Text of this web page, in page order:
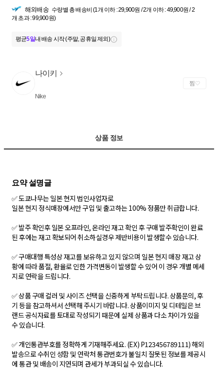
해외배송 수량별 총 배송비 (1개 이하 : 29,900원 / 2개 이하 : 49,900원 / 2
개 초과 : 99,900원)
평균5일내 배송 시작 (주말, 공휴일 제외)
나이키
Nike
찜
상품 정보
요약 설명글
✅ 도쿄나무는 일본 현지 법인사업자로
일본 현지 정식매장에서만 구입 및 출고하는 100% 정품만 취급합니다.
✅ 발주 확인후 일본 오프라인, 온라인 재고 확인 후 구매 발주확인이 완료
된 후에는 재고 확보되어 취소하실경우 제반비용이 발생할수 있습니다.
✅ 구매대행 특성상 재고를 보유하고 있지 않으며 일본 현지 매장 재고 상
황에 따라 품절, 환율로 인한 가격변동이 발생할 수 있어 이 경우 개별 메세
지로 연락을 드립니다.
✅ 상품 구매 컬러 및 사이즈 선택을 신중하게 부탁드립니다. 상품문의, 후
기 등을 참고하셔서 선택해 주시기 바랍니다. 상품이미지 및 디테일은 브
랜드 공식자료를 토대로 작성되기 때문에 실제 상품과 다소 차이가 있을
수 있습니다.
✅ 개인통관부호를 정확하게 기재해주세요. (EX) P123456789111) 해외
발송으로 수취인 성함 및 연락처 통관번호가 불일치 잘못된 정보를 제공시
에 통관 및 배송이 지연되며 관세가 부과되실 수 있습니다.